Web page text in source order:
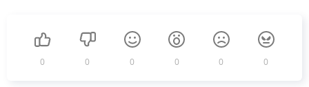
0 0 0 0 0 0